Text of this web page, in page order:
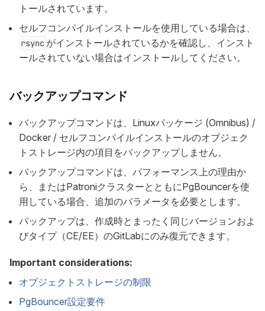
トールされています。
セルフコンパイルインストールを使用している場合は、
rsync がインストールされているかを確認し、インスト
ールされていない場合はインストールしてください。
バックアップコマンド
バックアップコマンドは、Linuxパッケージ (Omnibus) /
Docker / セルフコンパイルインストールのオブジェク
トストレージ内の項目をバックアップしません。
バックアップコマンドは、パフォーマンス上の理由か
ら、またはPatroniクラスターとともにPgBouncerを使
用している場合、追加のパラメータを必要とします。
バックアップは、作成時とまったく同じバージョンおよ
びタイプ（CE/EE）のGitLabにのみ復元できます。
Important considerations:
オブジェクトストレージの制限
PgBouncer設定要件